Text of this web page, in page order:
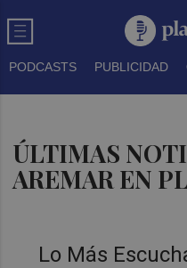
PODCASTS PUBLICIDAD
ÚLTIMAS
AREMAR EN
Lo Más